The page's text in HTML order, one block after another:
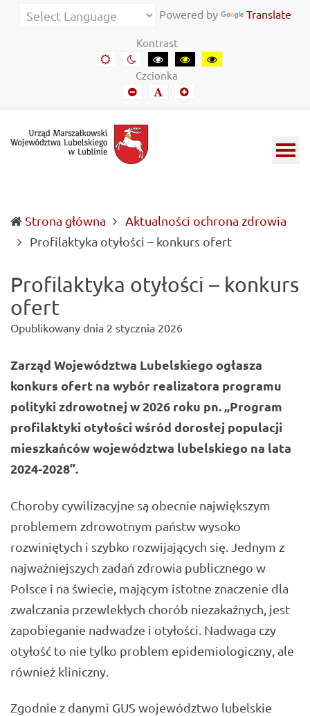
Urząd
Informacje
Lubelszczyźnie
Powered by Translate
Kontrast
Domyślny
kontrast
Kontrast
nocny
Kontrast
czarny-
biały
Kontrast
czarny-
Kontrast
żółto-
Czcionka
Mniejszy
font
Domyślny
font
Mniejszy
Strona główna
Aktualności ochrona zdrowia
Profilaktyka otyłości – konkurs ofert(current)
Profilaktyka otyłości – konkurs
ofert
Opublikowany dnia 2 stycznia 2026
Zarząd Województwa Lubelskiego ogłasza
konkurs ofert na wybór realizatora programu
polityki zdrowotnej w 2026 roku pn. „Program
profilaktyki otyłości wśród dorosłej populacji
mieszkańców województwa lubelskiego na lata
2024-2028”.
Choroby cywilizacyjne są obecnie największym
problemem zdrowotnym państw wysoko
rozwiniętych i szybko rozwijających się. Jednym z
najważniejszych zadań zdrowia publicznego w
Polsce i na świecie, mającym istotne znaczenie dla
zwalczania przewlekłych chorób niezakaźnych, jest
zapobieganie nadwadze i otyłości. Nadwaga czy
otyłość to nie tylko problem epidemiologiczny, ale
również kliniczny.
Zgodnie z danymi GUS województwo lubelskie